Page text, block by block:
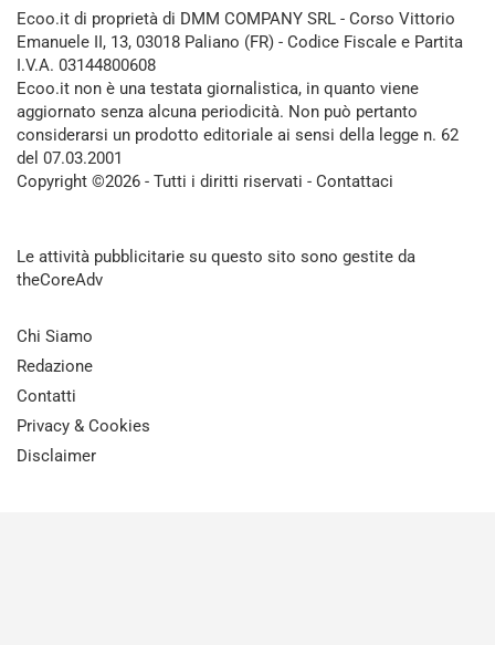
Ecoo.it di proprietà di DMM COMPANY SRL - Corso Vittorio
Emanuele II, 13, 03018 Paliano (FR) - Codice Fiscale e Partita
I.V.A. 03144800608
Ecoo.it non è una testata giornalistica, in quanto viene
aggiornato senza alcuna periodicità. Non può pertanto
considerarsi un prodotto editoriale ai sensi della legge n. 62
del 07.03.2001
Copyright ©2026 - Tutti i diritti riservati - Contattaci
Le attività pubblicitarie su questo sito sono gestite da
theCoreAdv
Chi Siamo
Redazione
Contatti
Privacy & Cookies
Disclaimer